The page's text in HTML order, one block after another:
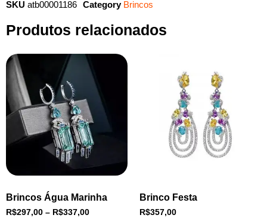
SKU atb00001186 Category Brincos
Produtos relacionados
Brincos Água Marinha
R$297,00 – R$337,00
Brinco Festa
R$357,00